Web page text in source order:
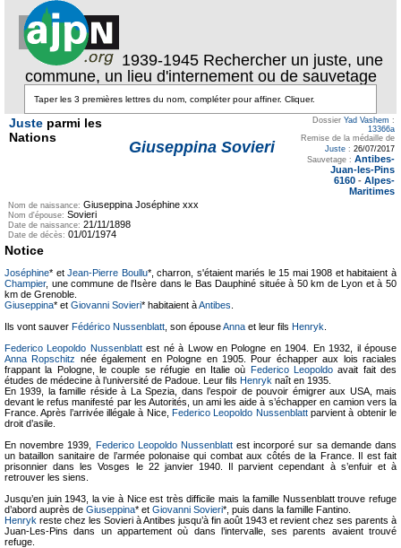
1939-1945 Rechercher un juste, une
commune, un lieu d'internement ou de sauvetage
Juste parmi les
Nations
Giuseppina Sovieri
Dossier Yad Vashem :
13366a
Remise de la médaille de
Juste : 26/07/2017
Sauvetage : Antibes-
Juan-les-Pins
6160 - Alpes-
Maritimes
Nom de naissance: Giuseppina Joséphine xxx
Nom d'épouse: Sovieri
Date de naissance: 21/11/1898
Date de décès: 01/01/1974
Notice
Joséphine* etJean-Pierre Boullu*, charron, s'étaient mariés le 15 mai 1908 et habitaient à
Champier, une commune de l'Isère dans le Bas Dauphiné située à 50 km de Lyon et à 50
km de Grenoble.
Giuseppina* et Giovanni Sovieri* habitaient àAntibes
Ils vont sauver Fédérico Nussenblatt , son épouseAnna et leur fils Henryk
Federico Leopoldo Nussenblattest né à Lwow en Pologne en 1904. En 1932, il épouse
Anna Ropschitz née également en Pologne en 1905. Pour échapper aux lois raciales
frappant la Pologne, le couple se réfugie en Italie où Federico Leopoldoavait fait des
études de médecine à l’université de Padoue. Leur fils Henryk naît en 1935.
En 1939, la famille réside à La Spezia, dans l’espoir de pouvoir émigrer aux USA, mais
devant le refus manifesté par les Autorités, un ami les aide à s’échapper en camion vers la
France. Après l’arrivée illégale à Nice, Federico Leopoldo Nussenblattparvient à obtenir le
droit d’asile.
En novembre 1939, Federico Leopoldo Nussenblattest incorporé sur sa demande dans
un bataillon sanitaire de l’armée polonaise qui combat aux côtés de la France. Il est fait
prisonnier dans les Vosges le 22 janvier 1940. Il parvient cependant à s’enfuir et à
retrouver les siens.
Jusqu’en juin 1943, la vie à Nice est très difficile mais la famille Nussenblatt trouve refuge
d’abord auprès de Giuseppina* et Giovanni Sovieri*, puis dans la famille Fantino.
Henryk reste chez les Sovieri à Antibes jusqu’à fin août 1943 et revient chez ses parents à
Juan-Les-Pins dans un appartement où dans l’intervalle, ses parents avaient trouvé
refuge.